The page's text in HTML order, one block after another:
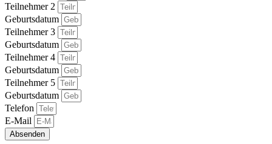
Teilnehmer 2
Geburtsdatum
Teilnehmer 3
Geburtsdatum
Teilnehmer 4
Geburtsdatum
Teilnehmer 5
Geburtsdatum
Telefon
E-Mail
Absenden